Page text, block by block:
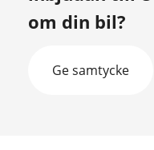
om din bil?
Ge samtycke